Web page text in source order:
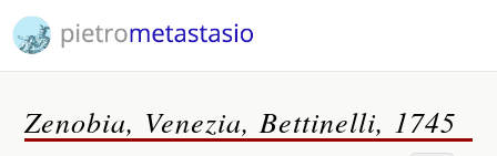
Zenobia, Venezia, Bettinelli, 1745